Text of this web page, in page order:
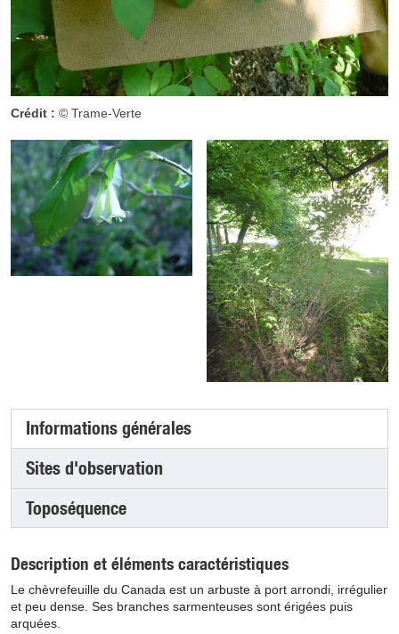
Crédit : © Trame-Verte
Informations générales
(onglet actif)
Sites d'observation
Toposéquence
Description et éléments caractéristiques
Le chèvrefeuille du Canada est un arbuste à port arrondi, irrégulier
et peu dense. Ses branches sarmenteuses sont érigées puis
arquées.